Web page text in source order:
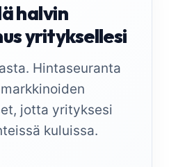
halvin
yrityksellesi
Hintaseuranta
jotta yrityksesi
kuluissa.